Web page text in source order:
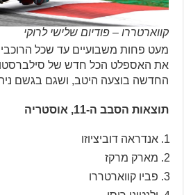
קווארטררו – פודיום שלישי לרוקי
מעט פחות משבועיים עד שכל
את האספלט הכל חדש של
החדשה בוצעה היטב, ושגם בגשם
תוצאות הסבב ה-11, אוסטריה
אנדראה דוביציוזו
מארק מרקז
פביו קווארטררו